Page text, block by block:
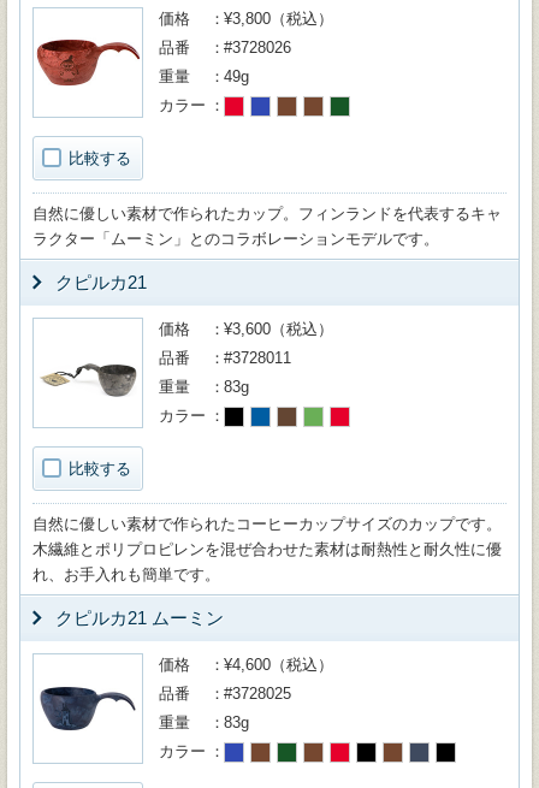
比較する
価格
¥3,800（税込）
品番
#3728026
重量
49g
カラー
自然に優しい素材で作られたカップ。フィンランドを代表するキャ
ラクター「ムーミン」とのコラボレーションモデルです。
クピルカ21
比較する
価格
¥3,600（税込）
品番
#3728011
重量
83g
カラー
自然に優しい素材で作られたコーヒーカップサイズのカップです。
木繊維とポリプロピレンを混ぜ合わせた素材は耐熱性と耐久性に優
れ、お手入れも簡単です。
クピルカ21 ムーミン
価格
¥4,600（税込）
品番
#3728025
重量
83g
カラー